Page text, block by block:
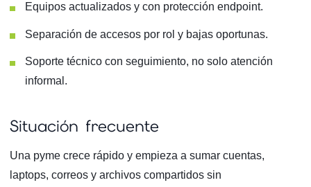
Equipos actualizados y con protección endpoint.
Separación de accesos por rol y bajas oportunas.
Soporte técnico con seguimiento, no solo atención
informal.
Situación frecuente
Una pyme crece rápido y empieza a sumar cuentas,
laptops, correos y archivos compartidos sin